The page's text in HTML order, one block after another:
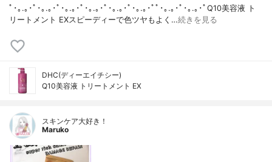
ﾟ･｡.｡･ﾟ･｡.｡･ﾟ･｡.｡･ﾟ･｡.｡･ﾟ･｡.｡･ﾟ･｡.｡･ﾟﾟ･｡.｡･ﾟ･｡.｡･ﾟQ10美容液 ト
リートメント EXスピーディーで色ツヤもよく…続きを見る
DHC(ディーエイチシー)
Q10美容液 トリートメント EX
スキンケア大好き！
Maruko